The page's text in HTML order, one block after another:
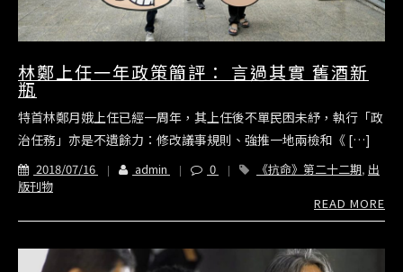
林鄭上任一年政策簡評： 言過其實 舊酒新
瓶
特首林鄭月娥上任已經一周年，其上任後不單民困未紓，執行「政
治任務」亦是不遺餘力：修改議事規則、強推一地兩檢和《 […]
2018/07/16 admin 0 《抗命》第二十二期, 出
版刊物
READ MORE